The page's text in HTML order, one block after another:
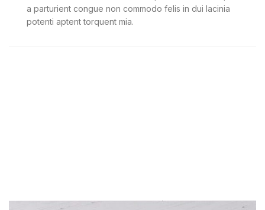
a parturient congue non commodo felis in dui lacinia
potenti aptent torquent mia.